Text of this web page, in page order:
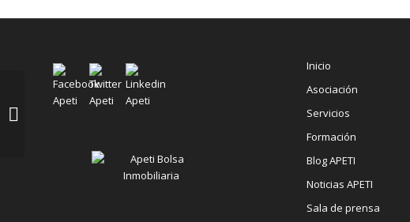
Inicio
Asociación
Servicios
Formación
Blog APETI
Noticias APETI
Sala de prensa
Las pernoctaciones en
establecimientos